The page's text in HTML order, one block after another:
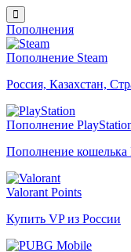
Пополнения
Пополнение Steam
Россия, Казахстан,
Пополнение
Пополнение кошелька
Valorant Points
Купить VP из России